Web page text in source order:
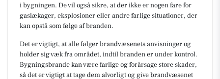
i bygningen. De vil også sikre, at der ikke er nogen fare for
gaslækager, eksplosioner eller andre farlige situationer, der
kan opstå som følge af branden.
Det er vigtigt, at alle følger brandvæsenets anvisninger og
holder sig væk fra området, indtil branden er under kontrol.
Bygningsbrande kan være farlige og forårsage store skader,
så det er vigtigt at tage dem alvorligt og give brandvæsenet